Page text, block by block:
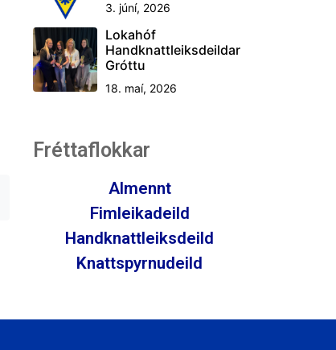
3. júní, 2026
Lokahóf
Handknattleiksdeildar
Gróttu
18. maí, 2026
Fréttaflokkar
Almennt
Fimleikadeild
Handknattleiksdeild
Knattspyrnudeild